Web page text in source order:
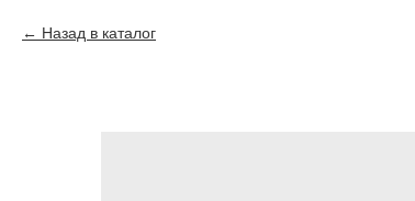
Назад в каталог